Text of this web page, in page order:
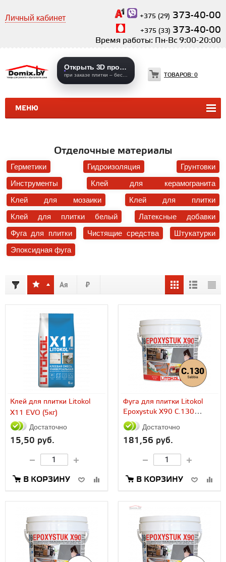
Личный кабинет +375 (29) 373-40-00
+375 (33) 373-40-00
Время работы: Пн-Вс 9:00-20:00
МЕНЮ
Открыть 3D проекты
ТОВАРОВ: 0
КЕРАМИЧЕСКАЯ ПЛИТКА
Отделочные материалы
Герметики Гидроизоляция
Грунтовки
Инструменты
Клей для керамогранита
Клей для мозаики
Клей для плитки
Клей для плитки белый
Латексные добавки
Фуга для плитки
Чистящие средства
Штукатурки
Эпоксидная фуга
Клей для плитки Litokol
X11 EVO (5кг)
Достаточно
15,50 руб.
В КОРЗИНУ
Фуга для плитки Litokol
Epoxystuk X90 C.130
Sabbia (5...
Достаточно
181,56 руб.
В КОРЗИНУ